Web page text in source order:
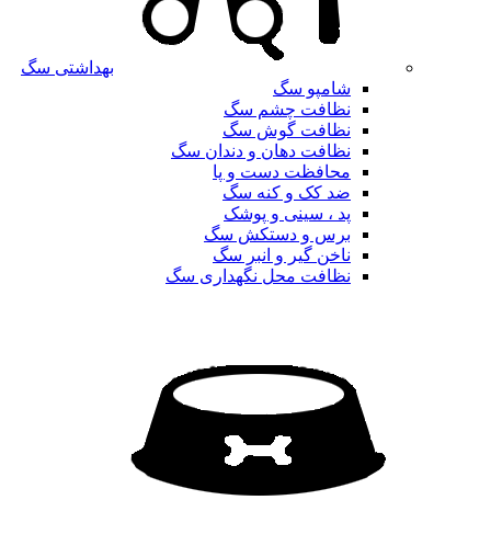
بهداشتی سگ
شامپو سگ
نظافت چشم سگ
نظافت گوش سگ
نظافت دهان و دندان سگ
محافظت دست و پا
ضد کک و کنه سگ
پد ، سینی و پوشک
برس و دستکش سگ
ناخن گیر و انبر سگ
نظافت محل نگهداری سگ